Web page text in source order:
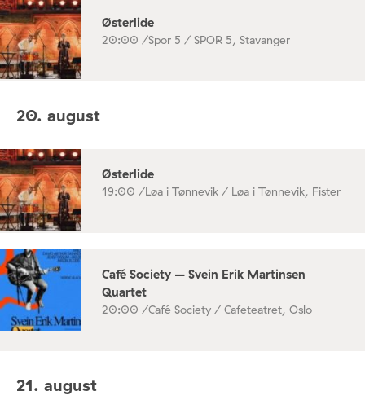
Østerlide
20:00 /Spor 5 / SPOR 5, Stavanger
20. august
Østerlide
19:00 /Løa i Tønnevik / Løa i Tønnevik, Fister
Café Society – Svein Erik Martinsen
Quartet
20:00 /Café Society / Cafeteatret, Oslo
21. august